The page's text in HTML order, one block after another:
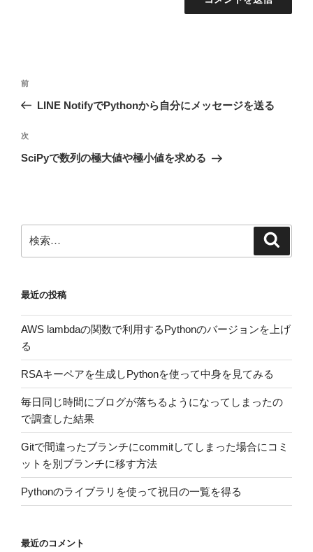
投
ビ
ゲ
ン
前
の
稿
前
LINE NotifyでPythonから自分にメッセージを送る
次
の
次
SciPyで数列の極大値や極小値を求める
索:
最近の投稿
AWS lambdaの関数で利用するPythonのバージョンを上げ
る
RSAキーペアを生成しPythonを使って中身を見てみる
毎日同じ時間にブログが落ちるようになってしまったの
で調査した結果
Gitで間違ったブランチにcommitしてしまった場合にコミ
ットを別ブランチに移す方法
Pythonのライブラリを使って祝日の一覧を得る
最近のコメント